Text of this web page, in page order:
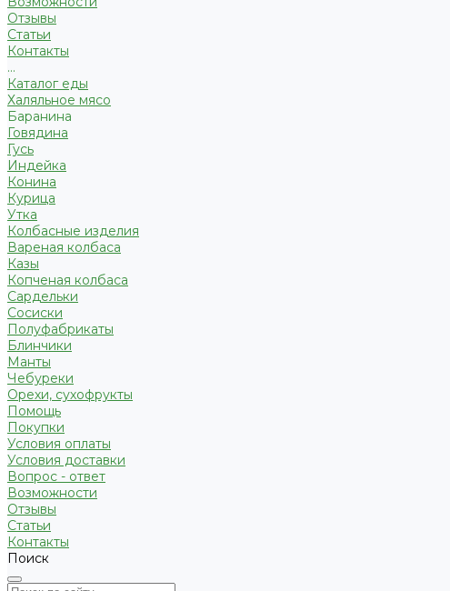
Отзывы
Статьи
Контакты
...
Каталог еды
Халяльное мясо
Баранина
Говядина
Гусь
Индейка
Конина
Курица
Утка
Колбасные изделия
Вареная колбаса
Казы
Копченая колбаса
Сардельки
Сосиски
Полуфабрикаты
Блинчики
Манты
Чебуреки
Орехи, сухофрукты
Помощь
Покупки
Условия оплаты
Условия доставки
Вопрос - ответ
Возможности
Отзывы
Статьи
Контакты
Поиск